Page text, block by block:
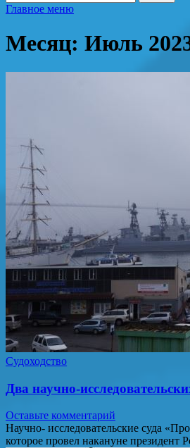
Главное меню
Месяц: Июль
Судоходство
Два научно-
Оставьте комментарий
Научно- исследовательские суда
которое провел накануне